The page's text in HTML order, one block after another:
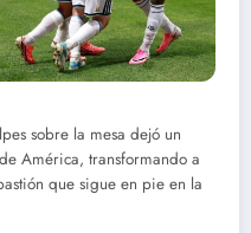
sobre la mesa dejó un
América, transformando a
que sigue en pie en la